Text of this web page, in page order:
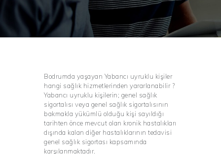
Bodrumda yaşayan Yabancı uyruklu kişiler
hangi sağlık hizmetlerinden yararlanabilir ?
Yabancı uyruklu kişilerin; genel sağlık
sigortalısı veya genel sağlık sigortalısının
bakmakla yükümlü olduğu kişi sayıldığı
tarihten önce mevcut olan kronik hastalıkları
dışında kalan diğer hastalıklarının tedavisi
genel sağlık sigortası kapsamında
karşılanmaktadır.